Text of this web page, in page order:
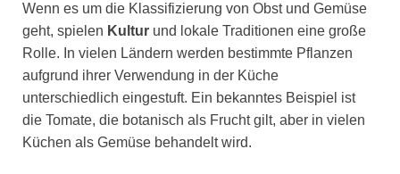
Wenn es um die Klassifizierung von Obst und Gemüse
geht, spielen Kultur und lokale Traditionen eine große
Rolle. In vielen Ländern werden bestimmte Pflanzen
aufgrund ihrer Verwendung in der Küche
unterschiedlich eingestuft. Ein bekanntes Beispiel ist
die Tomate, die botanisch als Frucht gilt, aber in vielen
Küchen als Gemüse behandelt wird.